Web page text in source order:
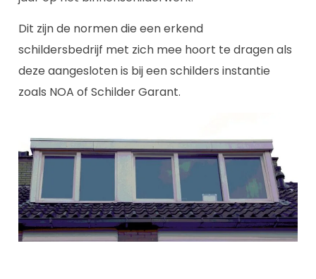
Dit zijn de normen die een erkend
schildersbedrijf met zich mee hoort te dragen als
deze aangesloten is bij een schilders instantie
zoals NOA of Schilder Garant.